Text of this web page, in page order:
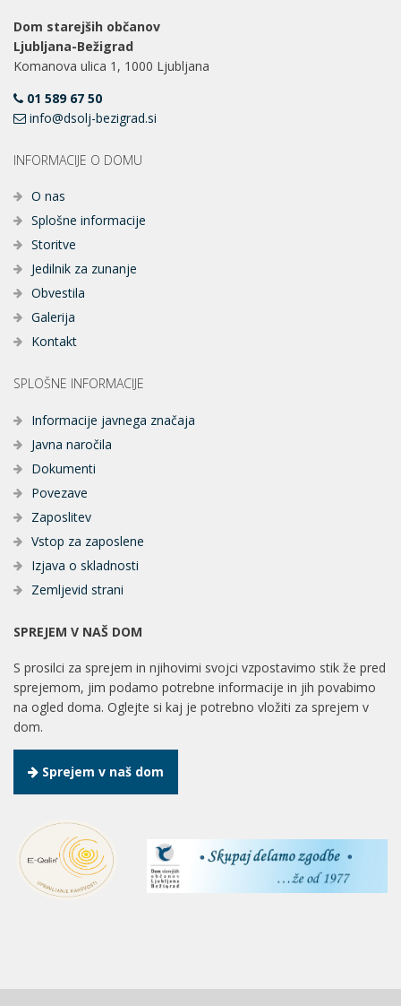
Dom starejših občanov
Ljubljana-Bežigrad
Komanova ulica 1, 1000 Ljubljana
01 589 67 50
info@dsolj-bezigrad.si
INFORMACIJE O DOMU
O nas
Splošne informacije
Storitve
Jedilnik za zunanje
Obvestila
Galerija
Kontakt
SPLOŠNE INFORMACIJE
Informacije javnega značaja
Javna naročila
Dokumenti
Povezave
Zaposlitev
Vstop za zaposlene
Izjava o skladnosti
Zemljevid strani
SPREJEM V NAŠ DOM
S prosilci za sprejem in njihovimi svojci vzpostavimo stik že pred
sprejemom, jim podamo potrebne informacije in jih povabimo
na ogled doma. Oglejte si kaj je potrebno vložiti za sprejem v
dom.
Sprejem v naš dom